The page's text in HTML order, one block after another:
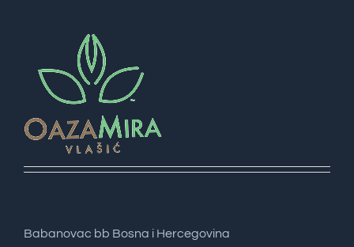
Babanovac bb Bosna i Hercegovina